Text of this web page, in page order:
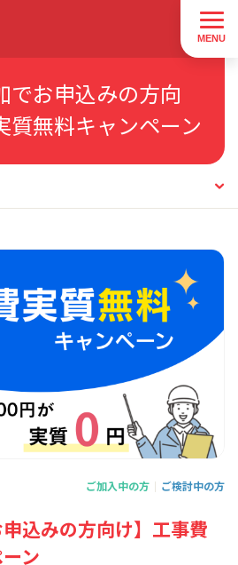
でお申込みの方向
質無料キャンペーン
ご加入中の方 ご検討中の方
申込みの方向け】工事費
ン